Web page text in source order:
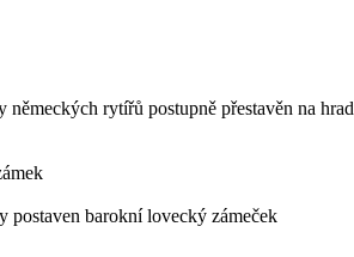
rytířů postupně přestavěn na hrad
postaven barokní lovecký zámeček